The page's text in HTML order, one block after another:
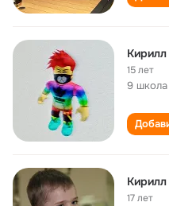
15 лет
9 школа
17 лет